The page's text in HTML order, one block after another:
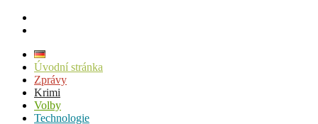
Úvodní stránka
Zprávy
Krimi
Volby
Technologie